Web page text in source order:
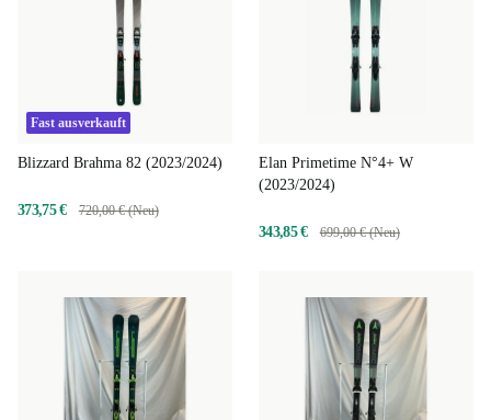
Fast ausverkauft
Blizzard Brahma 82 (2023/2024)
373,75 € 720,00 € (Neu)
Elan Primetime N°4+ W
(2023/2024)
343,85 € 699,00 € (Neu)